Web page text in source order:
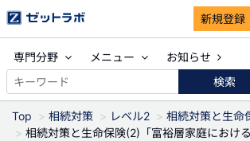
新規登録
専門分野 メニュー
お知らせ
検索
Top 相続対策 レベル2
相続対策と生命
相続対策と生命保険(2)「富裕層家庭におけ